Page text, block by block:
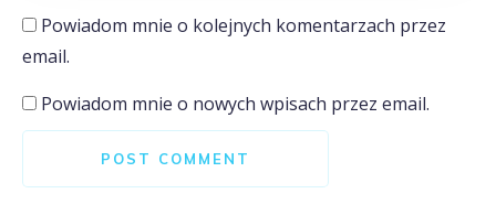
Powiadom mnie o kolejnych komentarzach przez
email.
Powiadom mnie o nowych wpisach przez email.
POST COMMENT